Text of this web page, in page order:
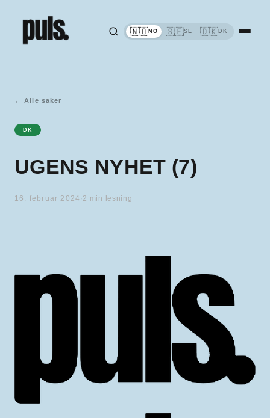
🇳🇴NO 🇸🇪SE 🇩🇰DK
← Alle saker
DK
UGENS NYHET (7)
16. februar 2024 ·2 min lesning